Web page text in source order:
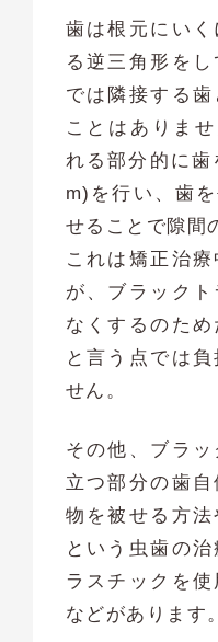
歯は根元にい
る逆三角形を
では隣接する歯
ことはありま
れる部分的に
m)を行い、歯
せることで隙間
これは矯正治
が、ブラック
なくするのた
と言う点では
せん。
その他、ブラ
立つ部分の歯
物を被せる方
という虫歯の
ラスチックを
などがあります。